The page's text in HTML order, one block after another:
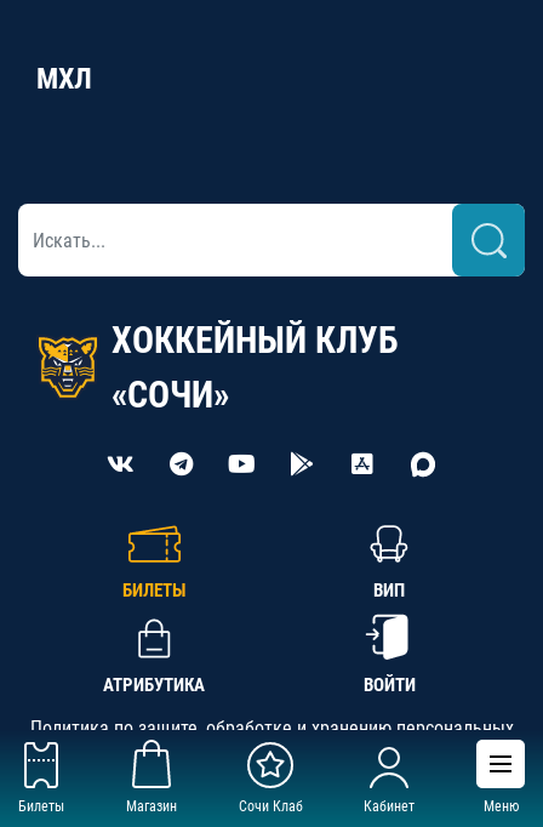
Билеты Магазин Сочи Клаб Кабинет Меню
МХЛ
ХОККЕЙНЫЙ КЛУБ
«СОЧИ»
БИЛЕТЫ ВИП
АТРИБУТИКА ВОЙТИ
Политика по защите, обработке и хранению персональных
данных
АНО «СК «Кубань-Регион», ОГРН 1142300002349,